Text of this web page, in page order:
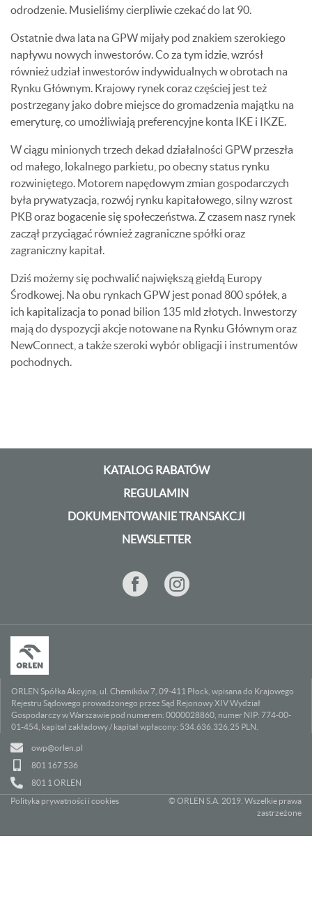
odrodzenie. Musieliśmy cierpliwie czekać do lat 90.
Ostatnie dwa lata na GPW mijały pod znakiem szerokiego
napływu nowych inwestorów. Co za tym idzie, wzrósł
również udział inwestorów indywidualnych w obrotach na
Rynku Głównym. Krajowy rynek coraz częściej jest też
postrzegany jako dobre miejsce do gromadzenia majątku na
emeryturę, co umożliwiają preferencyjne konta IKE i IKZE.
W ciągu minionych trzech dekad działalności GPW przeszła
od małego, lokalnego parkietu, po obecny status rynku
rozwiniętego. Motorem napędowym zmian gospodarczych
była prywatyzacja, rozwój rynku kapitałowego, silny wzrost
PKB oraz bogacenie się społeczeństwa. Z czasem nasz rynek
zaczął przyciągać również zagraniczne spółki oraz
zagraniczny kapitał.
Dziś możemy się pochwalić największą giełdą Europy
Środkowej. Na obu rynkach GPW jest ponad 800 spółek, a
ich kapitalizacja to ponad bilion 135 mld złotych. Inwestorzy
mają do dyspozycji akcje notowane na Rynku Głównym oraz
NewConnect, a także szeroki wybór obligacji i instrumentów
pochodnych.
KATALOG RABATÓW
REGULAMIN
DOKUMENTOWANIE TRANSAKCJI
NEWSLETTER
ORLEN Spółka Akcyjna, ul. Chemików 7, 09-411 Płock, wpisana do Krajowego
Rejestru Sądowego prowadzonego przez Sąd Rejonowy XIV Wydział
Gospodarczy w Warszawie pod numerem: 0000028860, numer NIP: 774-00-
01-454, kapitał zakładowy / kapitał wpłacony: 534.636.326,25 PLN.
owp@orlen.pl
801 167 536
801 1 ORLEN
Polityka prywatności i cookies
© ORLEN S.A. 2019. Wszelkie prawa
zastrzeżone